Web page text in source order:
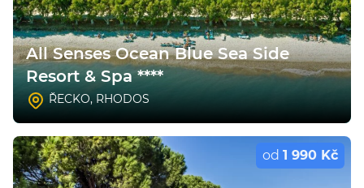
All Senses Ocean Blue Sea Side
Resort & Spa ****
ŘECKO, RHODOS
od 1 990 Kč